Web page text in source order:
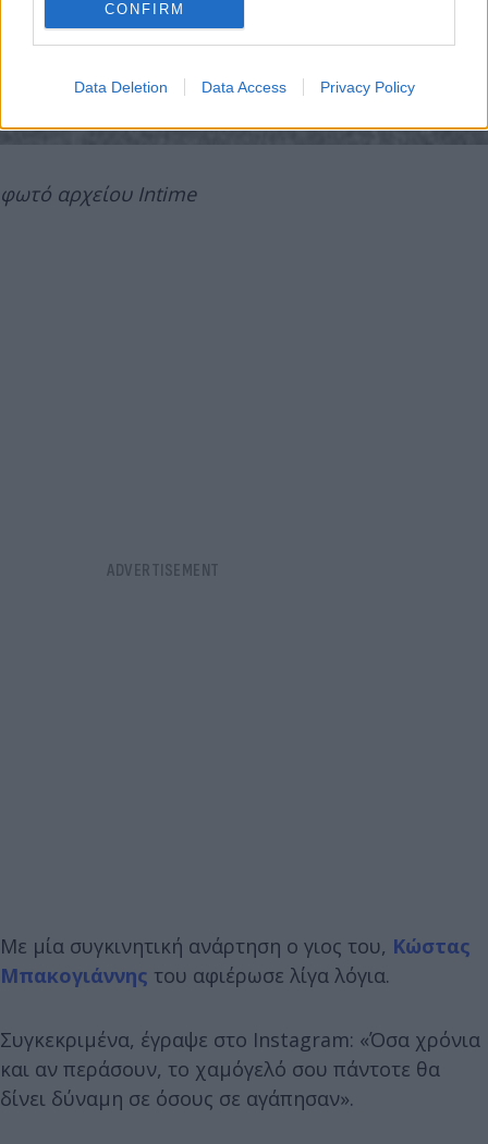
CONFIRM
Data Deletion Data Access Privacy Policy
φωτό αρχείου Intime
Με μία συγκινητική ανάρτηση ο γιος του, Κώστας
Μπακογιάννης του αφιέρωσε λίγα λόγια.
Συγκεκριμένα, έγραψε στο Instagram: «Όσα χρόνια
και αν περάσουν, το χαμόγελό σου πάντοτε θα
δίνει δύναμη σε όσους σε αγάπησαν».